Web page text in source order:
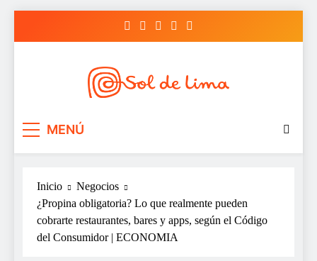
MENÚ
Inicio
Negocios
¿Propina obligatoria? Lo que realmente pueden
cobrarte restaurantes, bares y apps, según el Código
del Consumidor | ECONOMIA